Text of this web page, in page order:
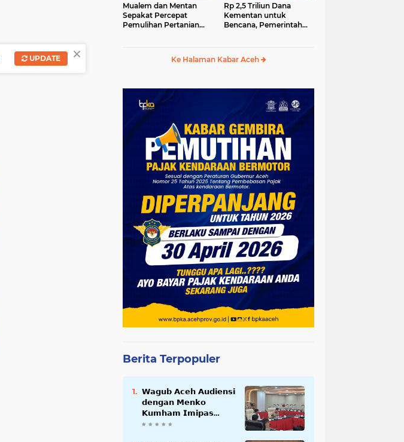
Mualem dan Mentan
Sepakat Percepat
Pemulihan Pertanian
Rp 2,5 Triliun Dana
Kementan untuk
Bencana, Pemerintah
Ke Halaman Kabar Aceh
Berita Terpopuler
𝗪𝗮𝗴𝘂𝗯 𝗔𝗰𝗲𝗵 𝗔𝘂𝗱𝗶𝗲𝗻𝘀𝗶
𝗱𝗲𝗻𝗴𝗮𝗻 𝗠𝗲𝗻𝗸𝗼
𝗞𝘂𝗺𝗵𝗮𝗺 𝗜𝗺𝗶𝗽𝗮𝘀
𝗧𝗲𝗿𝗸𝗮𝗶𝘁 𝗦𝘁𝗮𝘁𝘂𝘀 𝗪𝗮𝗸𝗮𝗳
×
UPDATE